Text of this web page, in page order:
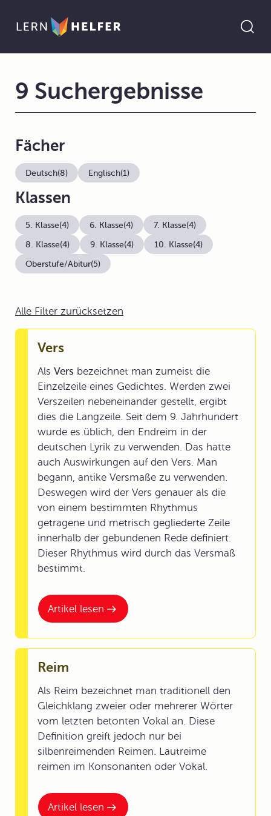
Alle Filter zurücksetzen
Artikel lesen
Vers
Als Vers bezeichnet man zumeist die
Einzelzeile eines Gedichtes. Werden zwei
Verszeilen nebeneinander gestellt, ergibt
dies die Langzeile. Seit dem 9. Jahrhundert
wurde es üblich, den Endreim in der
deutschen Lyrik zu verwenden. Das hatte
auch Auswirkungen auf den Vers. Man
begann, antike Versmaße zu verwenden.
Deswegen wird der Vers genauer als die
von einem bestimmten Rhythmus
getragene und metrisch gegliederte Zeile
innerhalb der gebundenen Rede definiert.
Dieser Rhythmus wird durch das Versmaß
bestimmt.
Artikel lesen
Reim
Als Reim bezeichnet man traditionell den
Gleichklang zweier oder mehrerer Wörter
vom letzten betonten Vokal an. Diese
Definition greift jedoch nur bei
silbenreimenden Reimen. Lautreime
reimen im Konsonanten oder Vokal.
9 Suchergebnisse
Fächer
Deutsch(8) Englisch(1)
Klassen
5. Klasse(4) 6. Klasse(4) 7. Klasse(4)
8. Klasse(4) 9. Klasse(4) 10. Klasse(4)
Oberstufe/Abitur(5)